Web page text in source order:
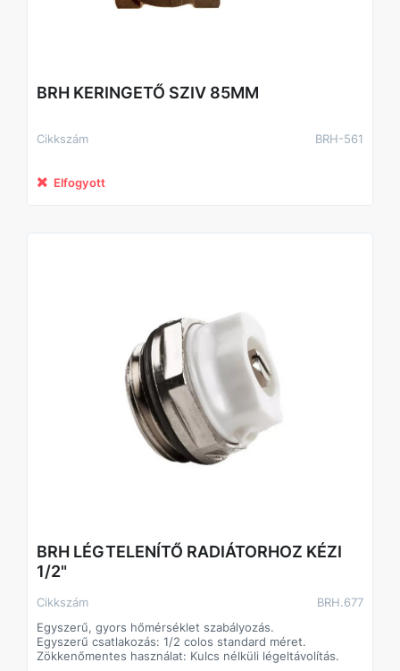
BRH KERINGETŐ SZIV 85MM
Cikkszám BRH-561
Elfogyott
BRH LÉGTELENÍTŐ RADIÁTORHOZ KÉZI
1/2"
Cikkszám
BRH.677
Egyszerű, gyors hőmérséklet szabályozás.
Egyszerű csatlakozás: 1/2 colos standard méret.
Zökkenőmentes használat: Kulcs nélküli légeltávolítás.